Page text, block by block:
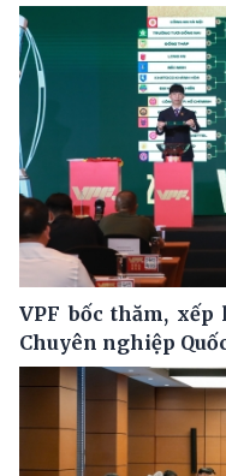
VPF bốc thăm,
Chuyên nghiệp